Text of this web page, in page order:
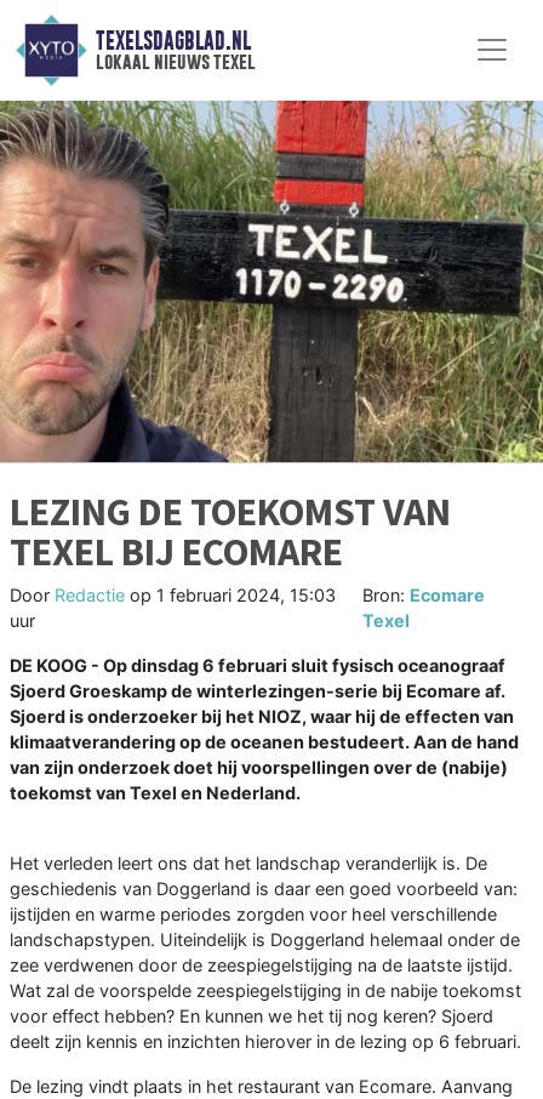
TEXELSDAGBLAD.NL
lokaal nieuws texel
LEZING DE TOEKOMST VAN
TEXEL BIJ ECOMARE
Door Redactie op 1 februari 2024, 15:03
uur
Bron: Ecomare
Texel
DE KOOG - Op dinsdag 6 februari sluit fysisch oceanograaf
Sjoerd Groeskamp de winterlezingen-serie bij Ecomare af.
Sjoerd is onderzoeker bij het NIOZ, waar hij de effecten van
klimaatverandering op de oceanen bestudeert. Aan de hand
van zijn onderzoek doet hij voorspellingen over de (nabije)
toekomst van Texel en Nederland.
Het verleden leert ons dat het landschap veranderlijk is. De
geschiedenis van Doggerland is daar een goed voorbeeld van:
ijstijden en warme periodes zorgden voor heel verschillende
landschapstypen. Uiteindelijk is Doggerland helemaal onder de
zee verdwenen door de zeespiegelstijging na de laatste ijstijd.
Wat zal de voorspelde zeespiegelstijging in de nabije toekomst
voor effect hebben? En kunnen we het tij nog keren? Sjoerd
deelt zijn kennis en inzichten hierover in de lezing op 6 februari.
De lezing vindt plaats in het restaurant van Ecomare. Aanvang